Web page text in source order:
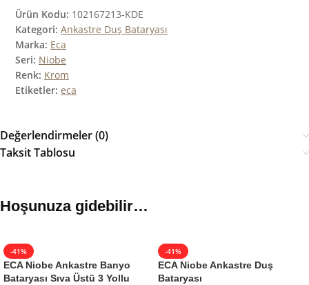
Ürün Kodu: 102167213-KDE
Kategori: Ankastre Duş Bataryası
Marka: Eca
Seri: Niobe
Renk: Krom
Etiketler: eca
Değerlendirmeler (0)
Taksit Tablosu
Hoşunuza gidebilir…
-41%
ECA Niobe Ankastre Banyo
Bataryası Sıva Üstü 3 Yollu
-41%
ECA Niobe Ankastre Duş
Bataryası